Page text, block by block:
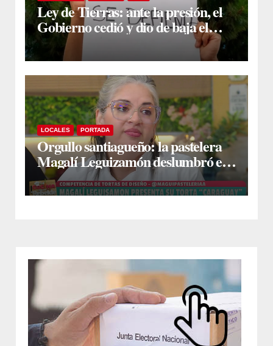
Ley de Tierras: ante la presión, el
Gobierno cedió y dio de baja el
capítulo de la polémica
LOCALES PORTADA
Orgullo santiagueño: la pastelera
Magalí Leguizamón deslumbró en
Canal 13 con su torta “Caraguay” y
ganó la competencia